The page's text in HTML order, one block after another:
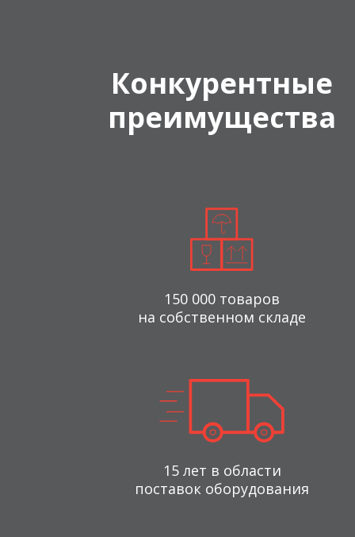
Конкурентные
преимущества
150 000 товаров
на собственном складе
15 лет в области
поставок оборудования